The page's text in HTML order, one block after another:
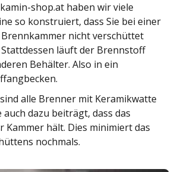
shop.at haben wir viele
so konstruiert, dass Sie bei einer
nicht verschüttet
läuft der Brennstoff
Behälter. Also in ein
alle Brenner mit Keramikwatte
dazu beiträgt, dass das
Kammer hält. Dies minimiert das
nochmals.